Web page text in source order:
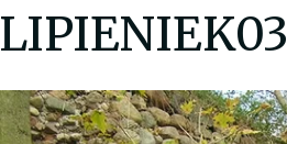
LIPIENIEK03